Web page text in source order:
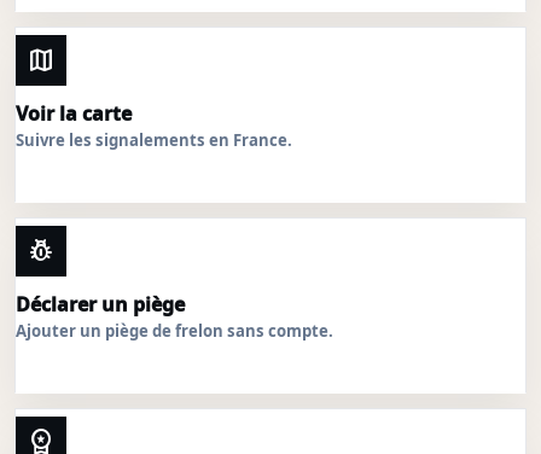
map
Voir la carte
Suivre les signalements en France.
pest_control
Déclarer un piège
Ajouter un piège de frelon sans compte.
workspace_premium